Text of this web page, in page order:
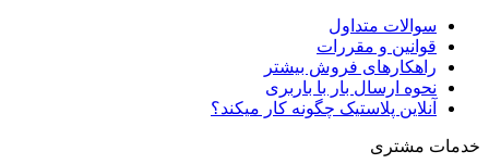
سوالات متداول
قوانین و مقررات
راهکارهای فروش بیشتر
نحوه ارسال بار با باربری
آنلاین پلاستیک چگونه کار میکند؟
خدمات مشتری